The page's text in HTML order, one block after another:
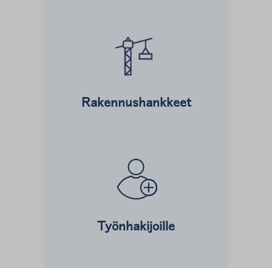
Rakennushankkeet
Työnhakijoille